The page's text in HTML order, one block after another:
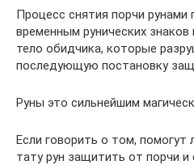
Процесс снятия порчи рунами
временным рунических
тело обидчика, которые
последующую постановку
Руны это сильнейшим
Если говорить о том, помогут
тату рун защитить от порчи